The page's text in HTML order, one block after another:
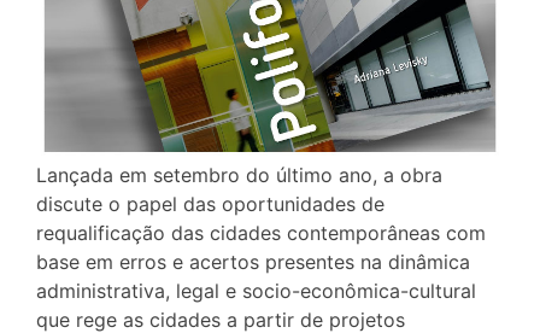
Lançada em setembro do último ano, a obra
discute o papel das oportunidades de
requalificação das cidades contemporâneas com
base em erros e acertos presentes na dinâmica
administrativa, legal e socio-econômica-cultural
que rege as cidades a partir de projetos